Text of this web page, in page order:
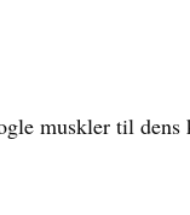
muskler til dens